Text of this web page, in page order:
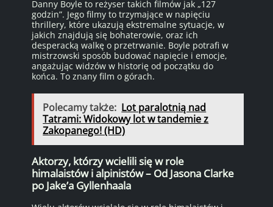
Danny Boyle to reżyser takich filmów jak „127
godzin”. Jego filmy to trzymające w napięciu
thrillery, które ukazują ekstremalne sytuacje, w
jakich znajdują się bohaterowie, oraz ich
desperacką walkę o przetrwanie. Boyle potrafi w
mistrzowski sposób budować napięcie i emocje,
angażując widzów w historię od początku do
końca. To znany film o górach.
Polecamy także: Lot paralotnią nad
Tatrami: Widokowy lot w tandemie z
Zakopanego! (HD)
Aktorzy, którzy wcielili się w role
himalaistów i alpinistów – Od Jasona Clarke
po Jake’a Gyllenhaala